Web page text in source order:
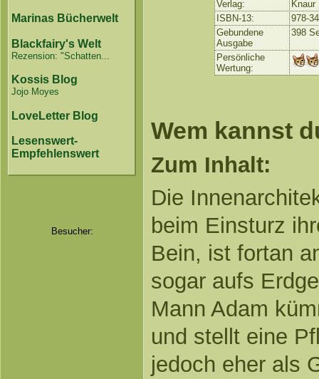
Marinas Bücherwelt
Blackfairy's Welt
Rezension: "Schatten...
Kossis Blog
Jojo Moyes
LoveLetter Blog
Lesenswert-
Empfehlenswert
Besucher:
Verlag:
Knaur
ISBN-13:
978-
Gebundene
Ausgabe
398
Persönliche
Wertung:
Wem kannst
Zum Inhalt:
Die
beim Einsturz
Bein, ist fortan
sogar aufs
Mann Adam
und stellt eine
jedoch eher als